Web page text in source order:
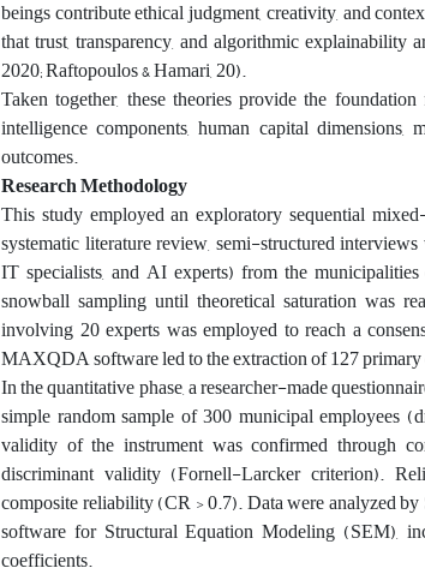
beings contribute ethical judgment, creativity, and
that trust, transparency, and algorithmic
2020; Raftopoulos & Hamari, 20).
Taken together, these theories provide the
intelligence components, human capital dimensions,
outcomes.
Research Methodology
This study employed an exploratory sequential
systematic literature review, semi-structured
IT specialists, and AI experts) from the
snowball sampling until theoretical saturation was
involving 20 experts was employed to reach a
MAXQDA software led to the extraction of 127 primary
In the quantitative phase, a researcher-made
simple random sample of 300 municipal employees
validity of the instrument was confirmed through
discriminant validity (Fornell-Larcker criterion).
composite reliability (CR > 0.7). Data were analyzed
software for Structural Equation Modeling (SEM),
coefficients.